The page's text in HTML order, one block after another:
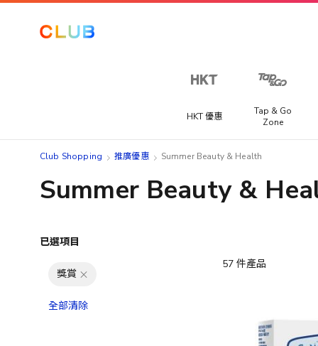
HKT 優惠
Tap & Go
Zone
Club Shopping 推廣優惠 Summer Beauty & Health
Summer Beauty &
57件產品
已選項目
獎賞
全部清除